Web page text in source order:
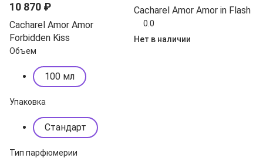
10 870 ₽
Cacharel Amor Amor
Forbidden Kiss
Объем
100 мл
Упаковка
Стандарт
Тип парфюмерии
Cacharel Amor Amor in Flash
0.0
Нет в наличии